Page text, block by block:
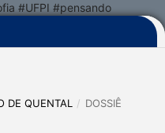
#UFPI #pensando
DE QUENTAL
/ DOSSIÊ